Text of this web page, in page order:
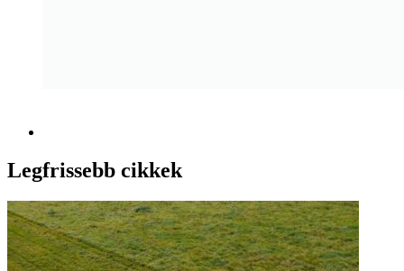
Legfrissebb cikkek